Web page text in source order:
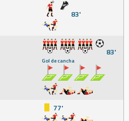
83'
83'
Gol de cancha
77'